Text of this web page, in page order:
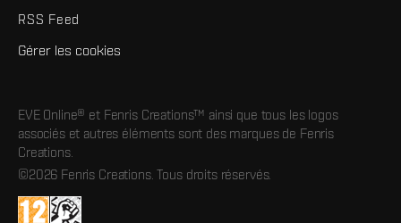
RSS Feed
Gérer les cookies
EVE Online® et Fenris Creations™ ainsi que tous les logos
associés et autres éléments sont des marques de Fenris
Creations.
©2026 Fenris Creations. Tous droits réservés.